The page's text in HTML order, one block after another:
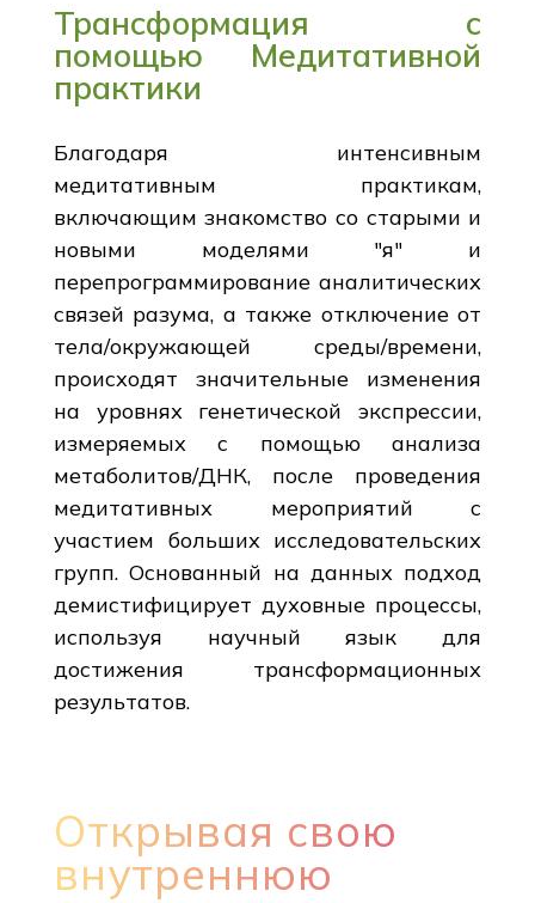
Трансформация с
помощью Медитативной
практики
Благодаря интенсивным
медитативным практикам,
включающим знакомство со старыми и
новыми моделями "я" и
перепрограммирование аналитических
связей разума, а также отключение от
тела/окружающей среды/времени,
происходят значительные изменения
на уровнях генетической экспрессии,
измеряемых с помощью анализа
метаболитов/ДНК, после проведения
медитативных мероприятий с
участием больших исследовательских
групп. Основанный на данных подход
демистифицирует духовные процессы,
используя научный язык для
достижения трансформационных
результатов.
Открывая свою
внутреннюю